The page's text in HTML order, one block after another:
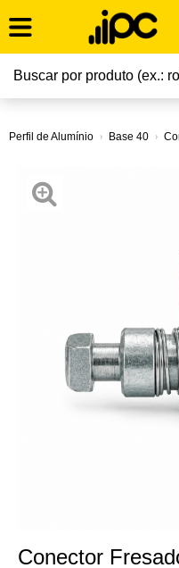
Perfil de Alumínio Base 40
Conector